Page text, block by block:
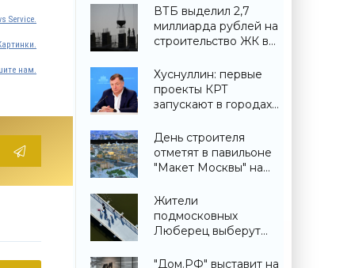
Service.
нам.
сигнал гражданам -
«Недвижимость»
ВТБ выделил 2,7
миллиарда рублей на
строительство ЖК в
«Строительство»
Хуснуллин: первые
проекты КРТ
запускают в городах
«Строительство»
День строителя
отметят в павильоне
"Макет Москвы" на
«Строительство»
Жители
подмосковных
Люберец выберут
мосту через реку
"Дом.РФ" выставит на